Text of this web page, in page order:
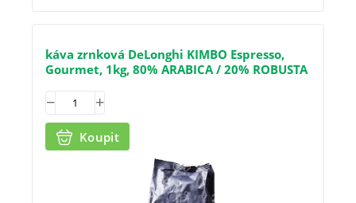
káva zrnková DeLonghi KIMBO Espresso,
Gourmet, 1kg, 80% ARABICA / 20% ROBUSTA
Koupit